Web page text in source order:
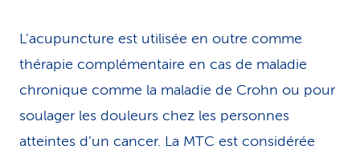
L’acupuncture est utilisée en outre comme
thérapie complémentaire en cas de maladie
chronique comme la maladie de Crohn ou pour
soulager les douleurs chez les personnes
atteintes d’un cancer. La MTC est considérée